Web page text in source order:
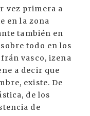
vez primera a
en la zona
también en
todo en los
vasco, izena
a decir que
existe. De
de los
de